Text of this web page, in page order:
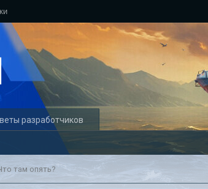
разработчиков
там опять?